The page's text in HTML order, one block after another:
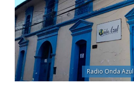
Radio Onda Azul